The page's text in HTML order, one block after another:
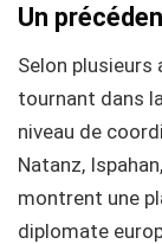
Un
Selon
tournant dans
niveau de
Natanz,
montrent une
diplomate